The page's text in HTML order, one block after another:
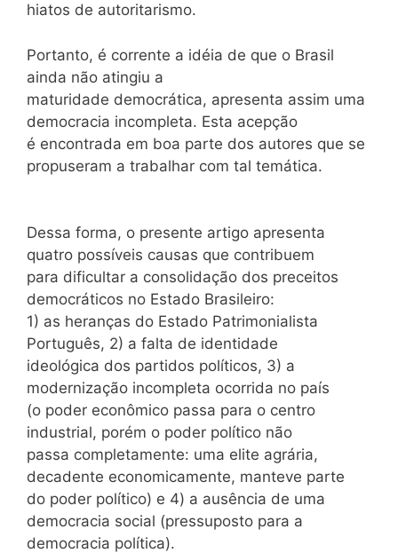
hiatos de autoritarismo.
Portanto, é corrente a idéia de que o Brasil
ainda não atingiu a
maturidade democrática, apresenta assim uma
democracia incompleta. Esta acepção
é encontrada em boa parte dos autores que se
propuseram a trabalhar com tal temática.
Dessa forma, o presente artigo apresenta
quatro possíveis causas que contribuem
para dificultar a consolidação dos preceitos
democráticos no Estado Brasileiro:
1) as heranças do Estado Patrimonialista
Português, 2) a falta de identidade
ideológica dos partidos políticos, 3) a
modernização incompleta ocorrida no país
(o poder econômico passa para o centro
industrial, porém o poder político não
passa completamente: uma elite agrária,
decadente economicamente, manteve parte
do poder político) e 4) a ausência de uma
democracia social (pressuposto para a
democracia política).